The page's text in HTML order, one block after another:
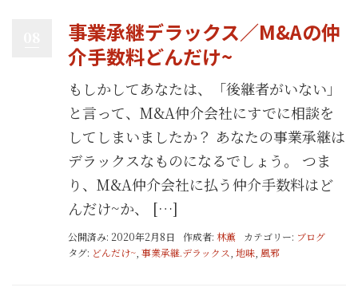
事業承継デラックス／M&Aの仲
介手数料どんだけ~
もしかしてあなたは、「後継者がいない」
と言って、M&A仲介会社にすでに相談を
してしまいましたか？ あなたの事業承継は
デラックスなものになるでしょう。 つま
り、M&A仲介会社に払う仲介手数料はど
んだけ~か、 […]
公開済み: 2020年2月8日 作成者: 林薫 カテゴリー: ブログ
タグ: どんだけ~ 事業承継.デラックス 地味 風邪